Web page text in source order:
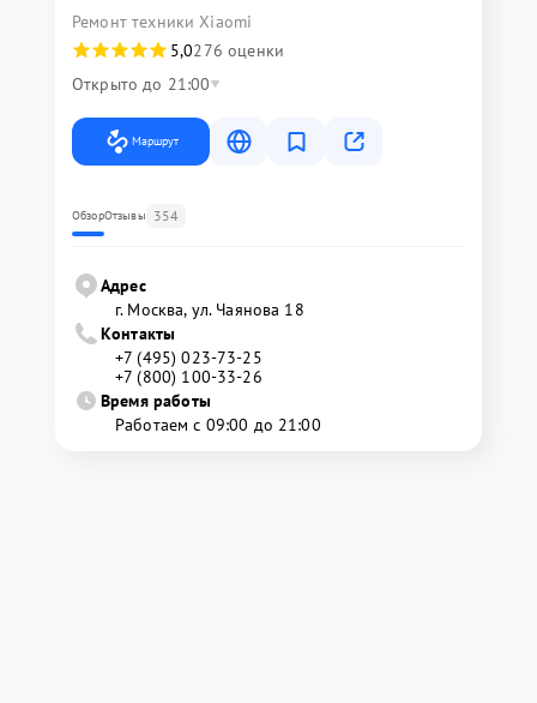
Ремонт техники Xiaomi
5,0276 оценки
Открыто до 21:00
Маршрут
ОбзорОтзывы 354
Адрес
г. Москва, ул. Чаянова 18
Контакты
+7 (495) 023-73-25
+7 (800) 100-33-26
Время работы
Работаем с 09:00 до 21:00